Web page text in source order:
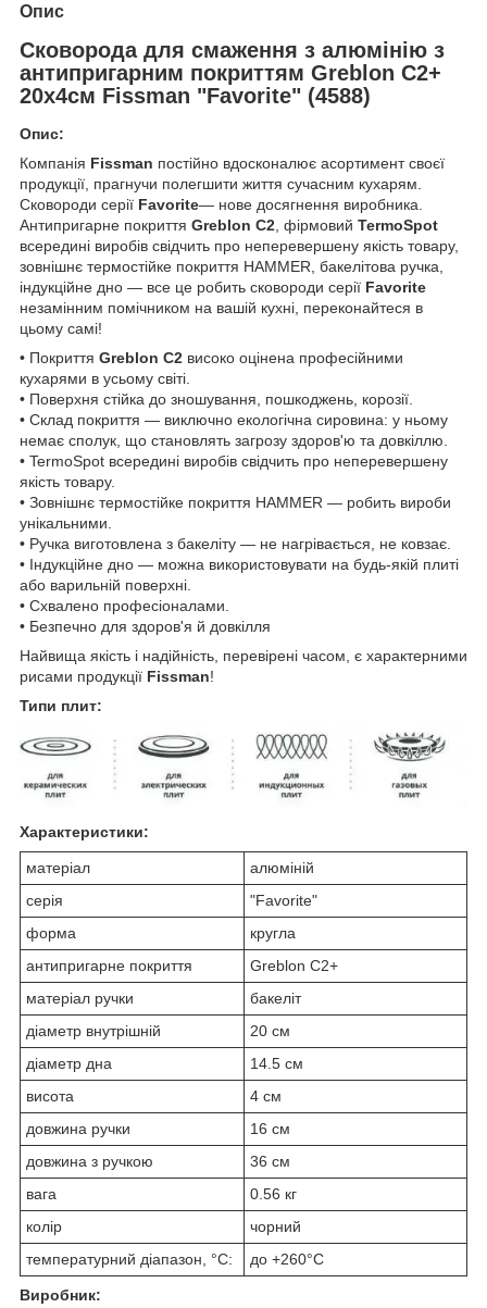
Опис
Сковорода для смаження з алюмінію з
антипригарним покриттям Greblon C2+
20х4см Fissman "Favorite" (4588)
Опис:
Компанія Fissman постійно вдосконалює асортимент своєї
продукції, прагнучи полегшити життя сучасним кухарям.
Сковороди серії Favorite— нове досягнення виробника.
Антипригарне покриття Greblon С2, фірмовий TermoSpot
всередині виробів свідчить про неперевершену якість товару,
зовнішнє термостійке покриття HAMMER, бакелітова ручка,
індукційне дно — все це робить сковороди серії Favorite
незамінним помічником на вашій кухні, переконайтеся в
цьому самі!
• Покриття Greblon С2 високо оцінена професійними
кухарями в усьому світі.
• Поверхня стійка до зношування, пошкоджень, корозії.
• Склад покриття — виключно екологічна сировина: у ньому
немає сполук, що становлять загрозу здоров'ю та довкіллю.
• TermoSpot всередині виробів свідчить про неперевершену
якість товару.
• Зовнішнє термостійке покриття HAMMER — робить вироби
унікальними.
• Ручка виготовлена з бакеліту — не нагрівається, не ковзає.
• Індукційне дно — можна використовувати на будь-якій плиті
або варильній поверхні.
• Схвалено професіоналами.
• Безпечно для здоров'я й довкілля
Найвища якість і надійність, перевірені часом, є характерними
рисами продукції Fissman!
Типи плит:
Характеристики:
матеріал
алюміній
серія
"Favorite"
форма
кругла
антипригарне покриття
Greblon C2+
матеріал ручки
бакеліт
діаметр внутрішній
20 см
діаметр дна
14.5 см
висота
4 см
довжина ручки
16 см
довжина з ручкою
36 см
вага
0.56 кг
колір
чорний
температурний діапазон, °C:
до +260°C
Виробник: